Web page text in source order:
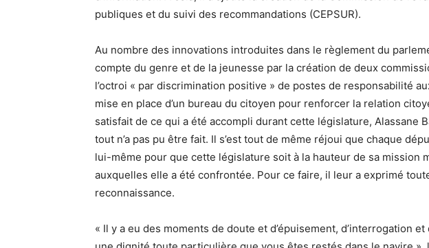
publiques et du suivi des recommandations (CEPSUR).
Au nombre des innovations introduites dans le règlement du
compte du genre et de la jeunesse par la création de deux
l’octroi « par discrimination positive » de postes de responsabilité
mise en place d’un bureau du citoyen pour renforcer la relation
satisfait de ce qui a été accompli durant cette législature, Alassane
tout n’a pas pu être fait. Il s’est tout de même réjoui que chaque
lui-même pour que cette législature soit à la hauteur de sa mission
auxquelles elle a été confrontée. Pour ce faire, il leur a exprimé
reconnaissance.
« Il y a eu des moments de doute et d’épuisement, d’interrogation et